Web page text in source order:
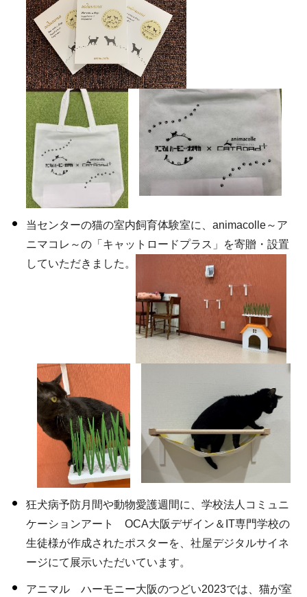
当センターの猫の室内飼育体験室に、animacolle～ア
ニマコレ～の「キャットロードプラス」を寄贈・設置
していただきました。
狂犬病予防月間や動物愛護週間に、学校法人コミュニ
ケーションアート OCA大阪デザイン＆IT専門学校の
生徒様が作成されたポスターを、社屋デジタルサイネ
ージにて展示いただいています。
アニマル ハーモニー大阪のつどい2023では、猫が室